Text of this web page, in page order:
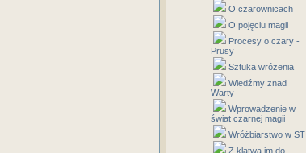
O czarownicach
O pojęciu magii
Procesy o czary -
Prusy
Sztuka wróżenia
Wiedźmy znad
Warty
Wprowadzenie w
świat czarnej magii
Wróżbiarstwo w ST
Z klątwą im do